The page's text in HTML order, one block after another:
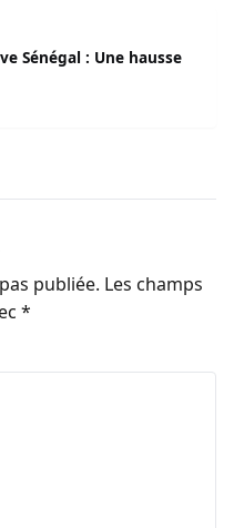
Sénégal : Une hausse
publiée. Les champs
*